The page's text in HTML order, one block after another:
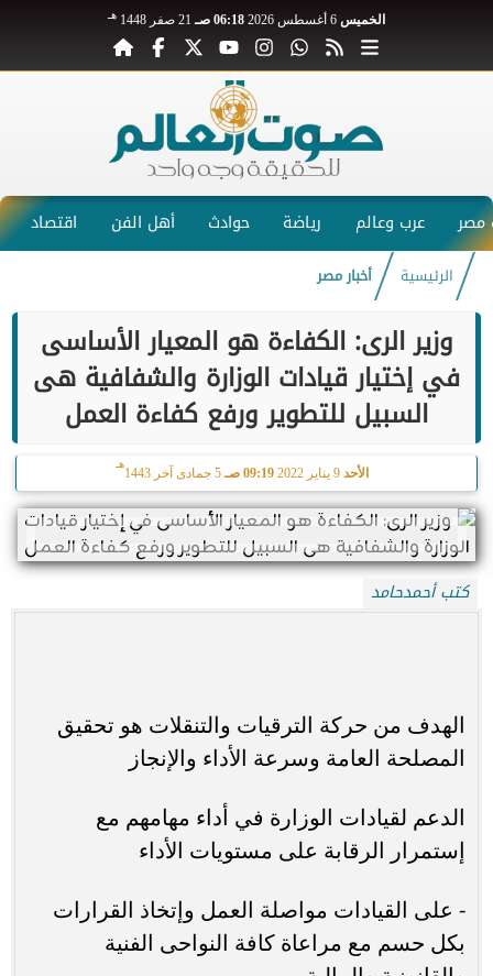
الخميس 06:18 صـ 21 صفر 1448 هـ
عرب وعالم رياضة حوادث أهل الفن اقتصاد
الرئيسية أخبار مصر
وزير الرى: الكفاءة هو المعيار الأساسى
في إختيار قيادات الوزارة والشفافية هى
السبيل للتطوير ورفع كفاءة العمل
الأحد 09:19 صـ 5 جمادى آخر 1443
هـ
كتب أحمدحامد
الهدف من حركة الترقيات والتنقلات هو تحقيق
المصلحة العامة وسرعة الأداء والإنجاز
الدعم لقيادات الوزارة في أداء مهامهم مع
إستمرار الرقابة على مستويات الأداء
- على القيادات مواصلة العمل وإتخاذ القرارات
بكل حسم مع مراعاة كافة النواحى الفنية